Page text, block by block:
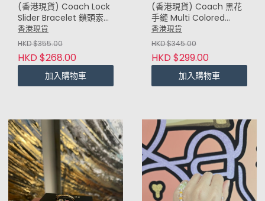
(香港現貨) Coach Lock
Slider Bracelet 鎖頭索扣
手鏈 (金)
香港現貨
HKD $355.00
HKD $268.00
加入購物車
(香港現貨) Coach 黑花
手鏈 Multi Colored
Beaded Bracelet
香港現貨
HKD $345.00
HKD $299.00
加入購物車